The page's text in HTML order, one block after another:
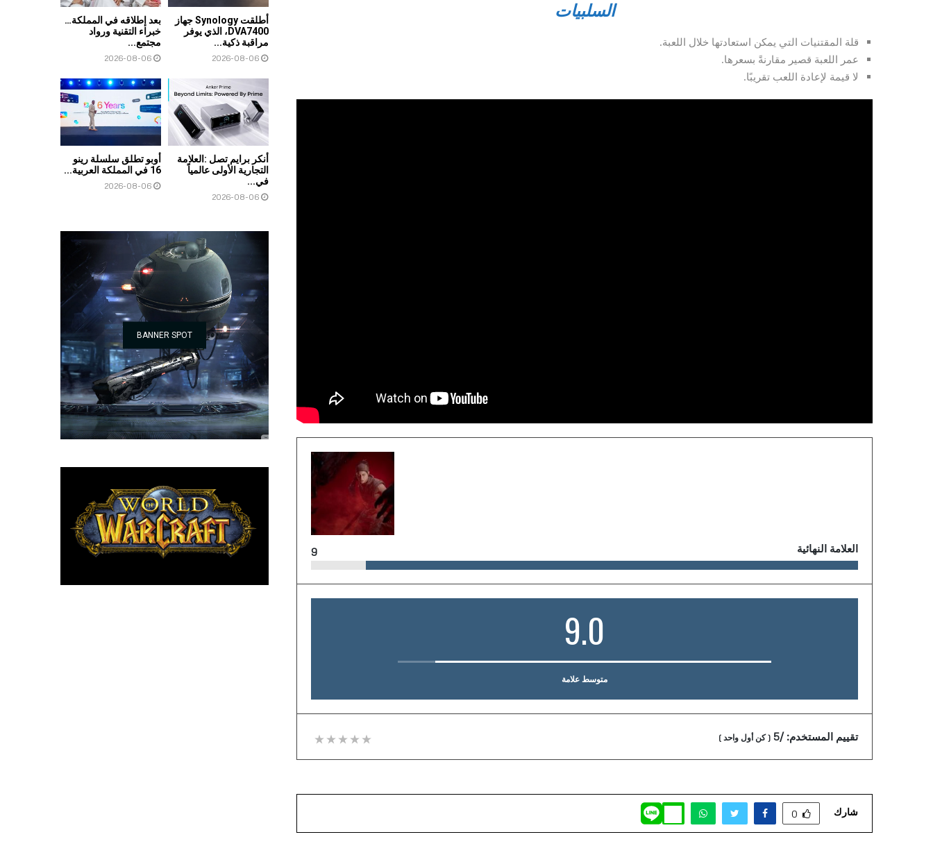
السلبيات
قلة المقتنيات التي يمكن استعادتها خلال اللعبة.
عمر اللعبة قصير مقارنةً بسعرها.
لا قيمة لإعادة اللعب تقريبًا.
العلامة النهائية 9
9.0
متوسط علامة
تقييم المستخدم:/5
(كن أول واحد )
شارك 0
أطلقت Synology جهاز
DVA7400، الذي يوفر
مراقبة ذكية...
2026-08-06
بعد إطلاقه في المملكة…
خبراء التقنية ورواد
مجتمع...
2026-08-06
أنكر برايم تصل :العلامة
التجارية الأولى عالمياً
في...
2026-08-06
أوبو تطلق سلسلة رينو
16 في المملكة العربية...
2026-08-06
BANNER SPOT